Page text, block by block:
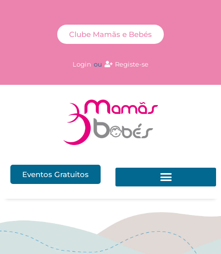
Login ou Registe-se
Clube Mamãs e Bebés
Eventos Gratuitos